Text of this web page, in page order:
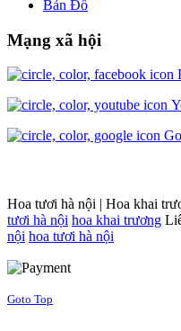
Bản Đồ
Mạng xã hội
Hoa tươi hà nội | Hoa khai
tươi hà nội hoa khai trương
nội hoa tươi hà nội
Goto Top